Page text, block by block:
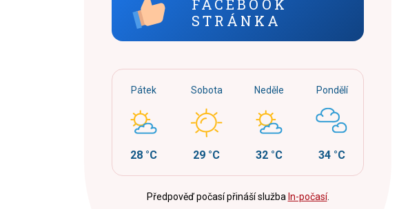
FACEBOOK
STRÁNKA
Pátek
28 °C
Sobota
29 °C
Neděle
32 °C
Pondělí
34 °C
Předpověď počasí přináší služba In-počasí.